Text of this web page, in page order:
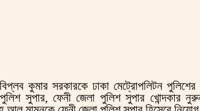
কুমার সরকারকে ঢাকা মেট্রোপলিটন
সুপার, ফেনী জেলা পুলিশ সুপার খোন্দকার